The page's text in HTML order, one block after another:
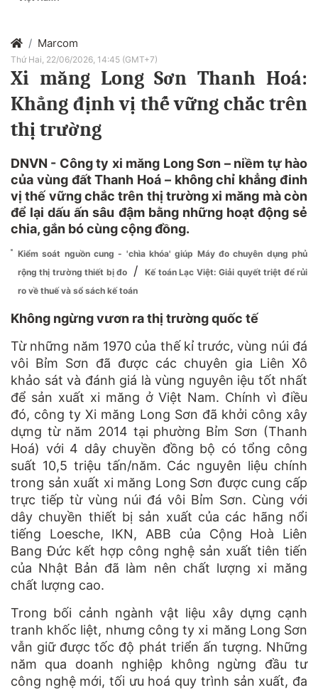
Marcom
Thứ Hai, 22/06/2026, 14:45 (GMT+7)
Xi măng Long Sơn Thanh Hoá:
Khẳng định vị thế vững chắc trên
thị trường
DNVN - Công ty xi măng Long Sơn – niềm tự hào
của vùng đất Thanh Hoá – không chỉ khẳng đinh
vị thế vững chắc trên thị trường xi măng mà còn
để lại dấu ấn sâu đậm bằng những hoạt động sẻ
chia, gắn bó cùng cộng đồng.
Kiểm soát nguồn cung - 'chìa khóa' giúp Máy đo chuyên dụng phủ
rộng thị trường thiết bị đo
/
Kế toán Lạc Việt: Giải quyết triệt để rủi
ro về thuế và sổ sách kế toán
Không ngừng vươn ra thị trường quốc tế
Từ những năm 1970 của thế kỉ trước, vùng núi đá
vôi Bỉm Sơn đã được các chuyên gia Liên Xô
khảo sát và đánh giá là vùng nguyên iệu tốt nhất
để sản xuất xi măng ở Việt Nam. Chính vì điều
đó, công ty Xi măng Long Sơn đã khởi công xây
dựng từ năm 2014 tại phường Bỉm Sơn (Thanh
Hoá) với 4 dây chuyền đồng bộ có tổng công
suất 10,5 triệu tấn/năm. Các nguyên liệu chính
trong sản xuất xi măng Long Sơn được cung cấp
trực tiếp từ vùng núi đá vôi Bỉm Sơn. Cùng với
dây chuyền thiết bị sản xuất của các hãng nổi
tiếng Loesche, IKN, ABB của Cộng Hoà Liên
Bang Đức kết hợp công nghệ sản xuất tiên tiến
của Nhật Bản đã làm nên chất lượng xi măng
chất lượng cao.
Trong bối cảnh ngành vật liệu xây dựng cạnh
tranh khốc liệt, nhưng công ty xi măng Long Sơn
vẫn giữ được tốc độ phát triển ấn tượng. Những
năm qua doanh nghiệp không ngừng đầu tư
công nghệ mới, tối ưu hoá quy trình sản xuất, đa